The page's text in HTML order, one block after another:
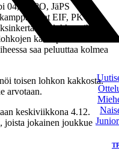
04, JIPPO, JäPS
EIF, PK-
lohkovaihe
kaksi parasta
saa peluuttaa kolmea
toisen lohkon kakkosta.
arvotaan.
keskiviikkona 4.12.
joista jokainen joukkue